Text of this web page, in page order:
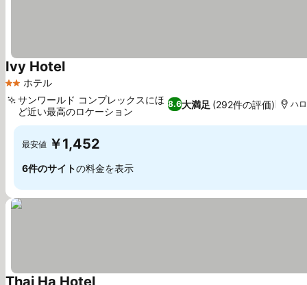
2 ホテルのランク
ホテル
Ivy Hotel料金を表示
8.6大満足 (292件の評価)
サンワールド コンプレックスにほ
ど近い最高のロケーション
ハ
最安値 ￥1,452
6件のサイトの料金を表示
Thai Ha Hotel